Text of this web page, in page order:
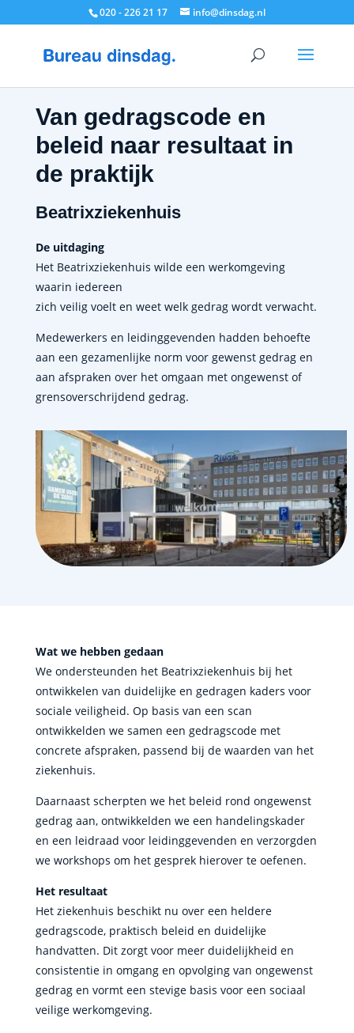
020 - 226 21 17 info@dinsdag.nl
Van gedragscode en
beleid naar resultaat in
de praktijk
Beatrixziekenhuis
De uitdaging
Het Beatrixziekenhuis wilde een werkomgeving
waarin iedereen
zich veilig voelt en weet welk gedrag wordt verwacht.
Medewerkers en leidinggevenden hadden behoefte
aan een gezamenlijke norm voor gewenst gedrag en
aan afspraken over het omgaan met ongewenst of
grensoverschrijdend gedrag.
Wat we hebben gedaan
We ondersteunden het Beatrixziekenhuis bij het
ontwikkelen van duidelijke en gedragen kaders voor
sociale veiligheid. Op basis van een scan
ontwikkelden we samen een gedragscode met
concrete afspraken, passend bij de waarden van het
ziekenhuis.
Daarnaast scherpten we het beleid rond ongewenst
gedrag aan, ontwikkelden we een handelingskader
en een leidraad voor leidinggevenden en verzorgden
we workshops om het gesprek hierover te oefenen.
Het resultaat
Het ziekenhuis beschikt nu over een heldere
gedragscode, praktisch beleid en duidelijke
handvatten. Dit zorgt voor meer duidelijkheid en
consistentie in omgang en opvolging van ongewenst
gedrag en vormt een stevige basis voor een sociaal
veilige werkomgeving.